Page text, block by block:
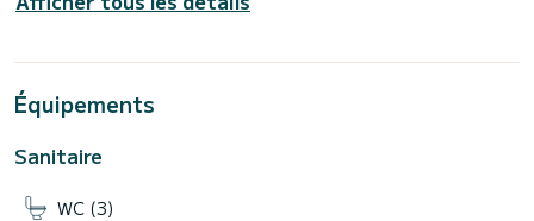
Équipements
Sanitaire
WC (3)